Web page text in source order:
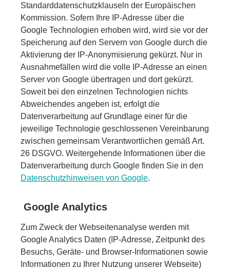
Standarddatenschutzklauseln der Europäischen
Kommission. Sofern Ihre IP-Adresse über die
Google Technologien erhoben wird, wird sie vor der
Speicherung auf den Servern von Google durch die
Aktivierung der IP-Anonymisierung gekürzt. Nur in
Ausnahmefällen wird die volle IP-Adresse an einen
Server von Google übertragen und dort gekürzt.
Soweit bei den einzelnen Technologien nichts
Abweichendes angeben ist, erfolgt die
Datenverarbeitung auf Grundlage einer für die
jeweilige Technologie geschlossenen Vereinbarung
zwischen gemeinsam Verantwortlichen gemäß Art.
26 DSGVO. Weitergehende Informationen über die
Datenverarbeitung durch Google finden Sie in den
Datenschutzhinweisen von Google.
Google Analytics
Zum Zweck der Webseitenanalyse werden mit
Google Analytics Daten (IP-Adresse, Zeitpunkt des
Besuchs, Geräte- und Browser-Informationen sowie
Informationen zu Ihrer Nutzung unserer Webseite)